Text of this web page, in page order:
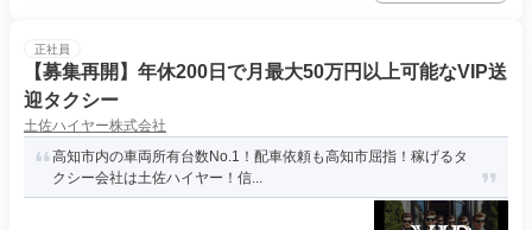
正社員
【募集再開】年休200日で月最大50万円以上可能なVIP送
迎タクシー
土佐ハイヤー株式会社
高知市内の車両所有台数No.1！配車依頼も高知市屈指！稼げるタ
クシー会社は土佐ハイヤー！信...